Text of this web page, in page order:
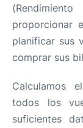
proporcionar
planificar sus
comprar sus
Calculamos
todos los
suficientes